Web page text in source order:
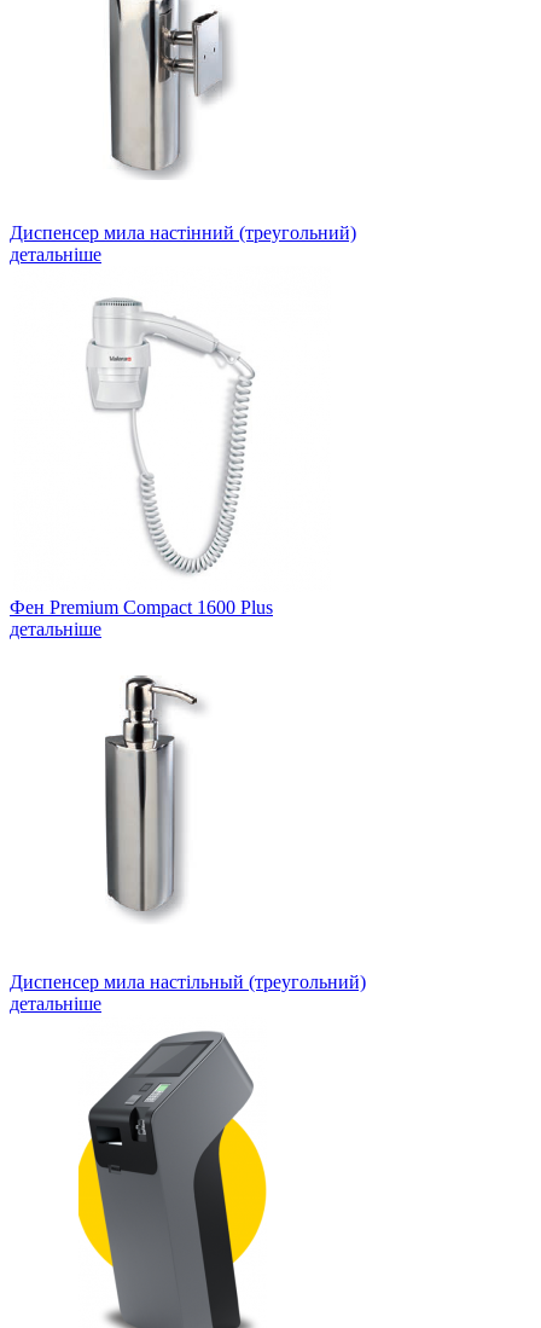
Диспенсер мила настінний (треугольний)
детальніше
Фен Premium Compact 1600 Plus
детальніше
Диспенсер мила настільный (треугольний)
детальніше